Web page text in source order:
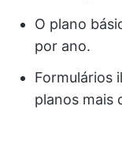
O plano
por ano.
Formulários
planos mais